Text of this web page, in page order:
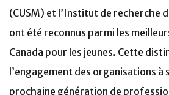
(CUSM) et l’Institut de recherche
ont été reconnus parmi les
Canada pour les jeunes. Cette
l’engagement des organisations
prochaine génération de